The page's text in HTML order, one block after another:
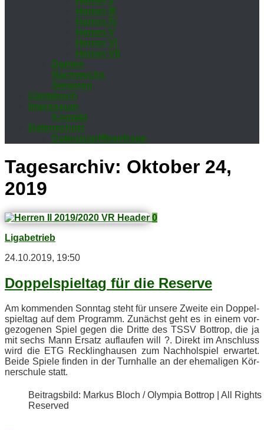
Her­ren III
Her­ren IV
Her­ren V
Her­ren VI
Her­ren VII
Da­men
Nach­wuchs
Se­nio­ren
Gäs­te­buch
Im­pres­sum
Kon­takt
Da­ten­schutz
Da­ten­zu­griffs­an­fra­ge
Tagesarchiv: Oktober 24,
2019
0
Ligabetrieb
24.10.2019, 19:50
Dop­pel­spiel­tag für die Reserve
Am kom­men­den Sonn­tag steht für un­se­re Zwei­te ein Dop­pel­
spiel­tag auf dem Pro­gramm. Zu­nächst geht es in ei­nem vor­
ge­zo­ge­nen Spiel ge­gen die Drit­te des TSSV Bot­trop, die ja
mit sechs Mann Er­satz auf­lau­fen will ?. Di­rekt im An­schluss
wird die ETG Reck­ling­hau­sen zum Nach­hol­spiel er­war­tet.
Bei­de Spie­le fin­den in der Turn­hal­le an der ehe­ma­li­gen Kör­
ner­schu­le statt.
Bei­trags­bild: Mar­kus Bloch / Olym­pia Bot­trop | All Rights
Reserved